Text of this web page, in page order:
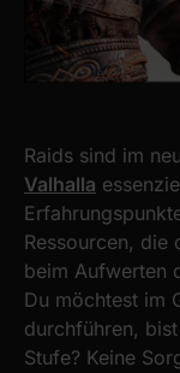
Raids sind im
Valhalla
Ressourcen, die
beim Aufwerten
Du möchtest im
durchführen,
Stufe? Keine